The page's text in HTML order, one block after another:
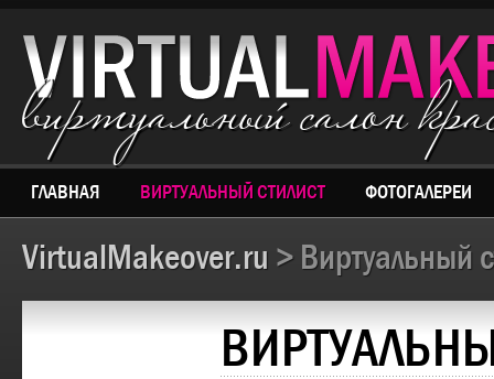
виртуальный салон
ГЛАВНАЯ ВИРТУАЛЬНЫЙ СТИЛИСТ ФОТОГАЛЕРЕИ
VirtualMakeover.ru > Виртуальный